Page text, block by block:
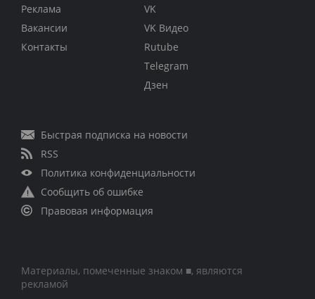
Реклама
Вакансии
Контакты
VK
VK Видео
Rutube
Telegram
Дзен
Быстрая подписка на новости
RSS
Политика конфиденциальности
Сообщить об ошибке
Правовая информация
Материалы, помеченные знаком ■, являются
рекламой